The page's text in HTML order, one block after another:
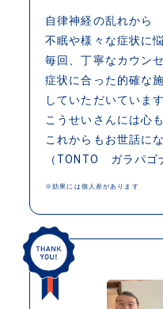
自律神経の乱れから
不眠や様々な症状に
毎回、丁寧なカウン
症状に合った的確な
していただいていま
こうせいさんには心
これからもお世話に
（TONTO ガラパゴ
※効果には個人差があります